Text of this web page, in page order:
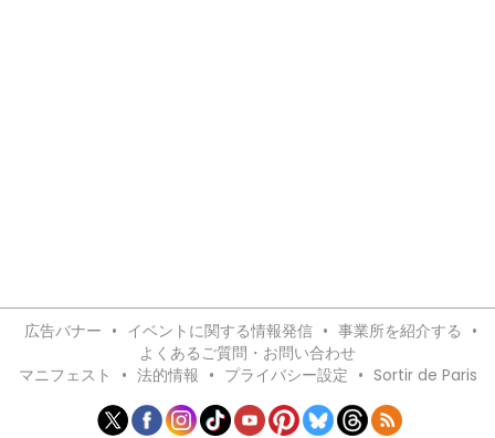
広告バナー • イベントに関する情報発信 • 事業所を紹介する •
よくあるご質問・お問い合わせ
マニフェスト
• 法的情報 • プライバシー設定 • Sortir de Paris